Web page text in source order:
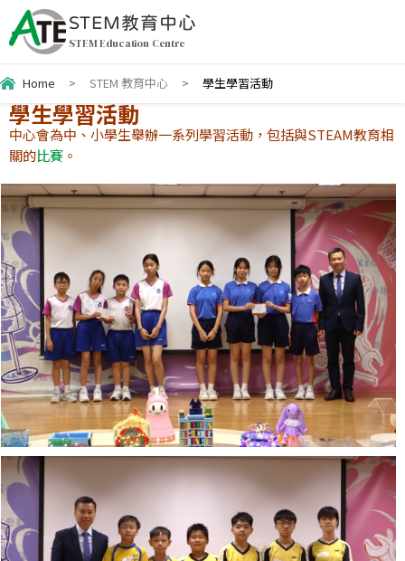
STEM教育中心
STEM Education Centre
Home > STEM 教育中心 > 學生學習活動
學生學習活動
中心會為中、小學生舉辦一系列學習活動，包括與STEAM教育相
關的比賽 。